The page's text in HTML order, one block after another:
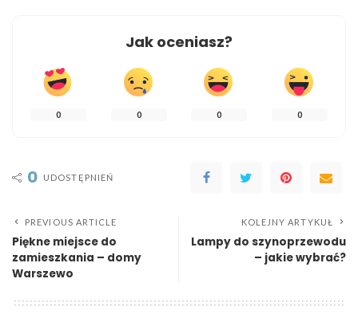
Jak oceniasz?
0 0 0 0
0 UDOSTĘPNIEŃ
PREVIOUS ARTICLE
Piękne miejsce do
zamieszkania – domy
Warszewo
KOLEJNY ARTYKUŁ
Lampy do szynoprzewodu
– jakie wybrać?